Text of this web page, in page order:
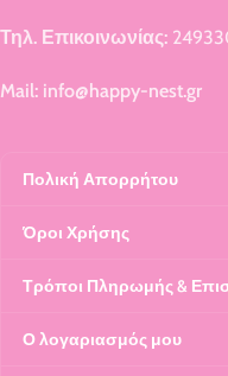
Τηλ. Επικοινωνίας:
Mail: info@happy-nest.gr
Πολική Απορρήτου
Όροι Χρήσης
Τρόποι Πληρωμής &
Ο λογαριασμός μου